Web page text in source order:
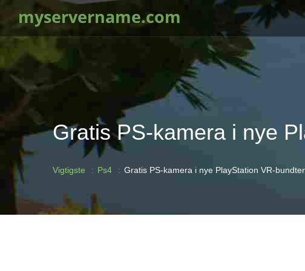
myservername.com
Gratis PS-kamera i nye
Vigtigste Ps4 Gratis PS-kamera i nye PlayStation VR-